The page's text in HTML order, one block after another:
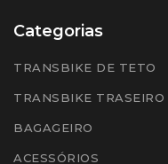
Categorias
TRANSBIKE DE TETO
TRANSBIKE TRASEIRO
BAGAGEIRO
ACESSÓRIOS